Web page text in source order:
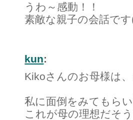
うわ～感動！！
素敵な親子の会話で
kun:
Kikoさんのお母様は
私に面倒をみてもら
これが母の理想だそう